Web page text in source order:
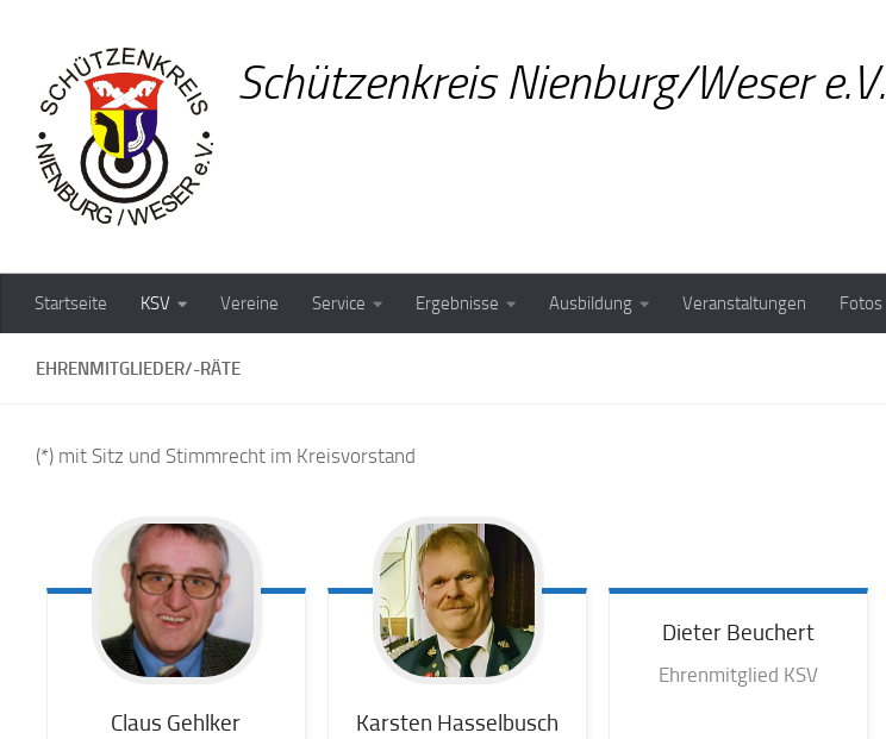
Schützenkreis Nienburg/Weser e.V.
Startseite KSV Vereine Service Ergebnisse Ausbildung Veranstaltungen Fotos
EHRENMITGLIEDER/-RÄTE
(*) mit Sitz und Stimmrecht im Kreisvorstand
Claus Gehlker Karsten Hasselbusch
Dieter Beuchert
Ehrenmitglied KSV